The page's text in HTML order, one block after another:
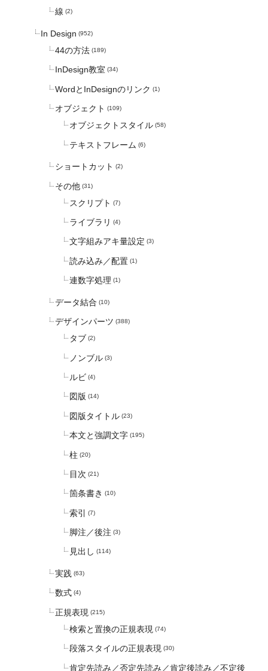
線 (2)
In Design (952)
44の方法 (189)
InDesign教室 (34)
WordとInDesignのリンク (1)
オブジェクト (109)
オブジェクトスタイル (58)
テキストフレーム (6)
ショートカット (2)
その他 (31)
スクリプト (7)
ライブラリ (4)
文字組みアキ量設定 (3)
読み込み／配置 (1)
連数字処理 (1)
データ結合 (10)
デザインパーツ (388)
タブ (2)
ノンブル (3)
ルビ (4)
図版 (14)
図版タイトル (23)
本文と強調文字 (195)
柱 (20)
目次 (21)
箇条書き (10)
索引 (7)
脚注／後注 (3)
見出し (114)
実践 (63)
数式 (4)
正規表現 (215)
検索と置換の正規表現 (74)
段落スタイルの正規表現 (30)
肯定先読み／否定先読み／肯定後読み／不定後